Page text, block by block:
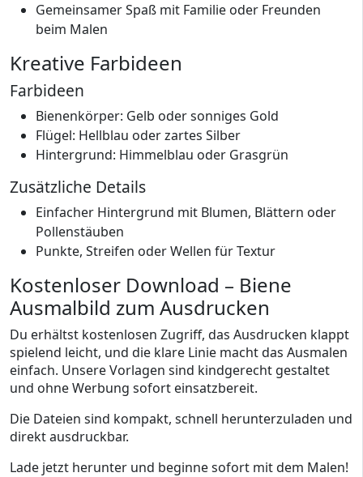
Gemeinsamer Spaß mit Familie oder Freunden
beim Malen
Kreative Farbideen
Farbideen
Bienenkörper: Gelb oder sonniges Gold
Flügel: Hellblau oder zartes Silber
Hintergrund: Himmelblau oder Grasgrün
Zusätzliche Details
Einfacher Hintergrund mit Blumen, Blättern oder
Pollenstäuben
Punkte, Streifen oder Wellen für Textur
Kostenloser Download – Biene
Ausmalbild zum Ausdrucken
Du erhältst kostenlosen Zugriff, das Ausdrucken klappt
spielend leicht, und die klare Linie macht das Ausmalen
einfach. Unsere Vorlagen sind kindgerecht gestaltet
und ohne Werbung sofort einsatzbereit.
Die Dateien sind kompakt, schnell herunterzuladen und
direkt ausdruckbar.
Lade jetzt herunter und beginne sofort mit dem Malen!